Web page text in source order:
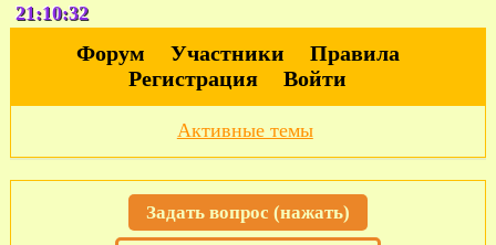
21:10:33
Форум Участники
Правила
Регистрация
Войти
Активные темы
Задать вопрос (нажать)